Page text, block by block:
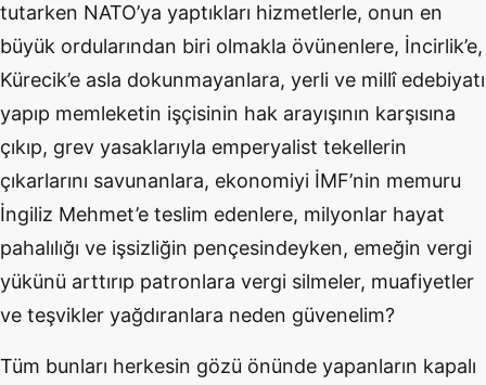
tutarken NATO’ya yaptıkları hizmetlerle, onun en
büyük ordularından biri olmakla övünenlere, İncirlik’e,
Kürecik’e asla dokunmayanlara, yerli ve millî edebiyatı
yapıp memleketin işçisinin hak arayışının karşısına
çıkıp, grev yasaklarıyla emperyalist tekellerin
çıkarlarını savunanlara, ekonomiyi İMF’nin memuru
İngiliz Mehmet’e teslim edenlere, milyonlar hayat
pahalılığı ve işsizliğin pençesindeyken, emeğin vergi
yükünü arttırıp patronlara vergi silmeler, muafiyetler
ve teşvikler yağdıranlara neden güvenelim?
Tüm bunları herkesin gözü önünde yapanların kapalı